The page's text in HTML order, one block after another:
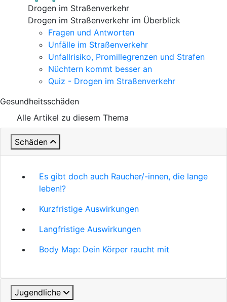
Drogen im Straßenverkehr
Drogen im Straßenverkehr im Überblick
Fragen und Antworten
Unfälle im Straßenverkehr
Unfallrisiko, Promillegrenzen und Strafen
Nüchtern kommt besser an
Quiz - Drogen im Straßenverkehr
Gesundheitsschäden
Alle Artikel zu diesem Thema
Schäden
Es gibt doch auch Raucher/-innen, die lange
leben!?
Kurzfristige Auswirkungen
Langfristige Auswirkungen
Body Map: Dein Körper raucht mit
Jugendliche